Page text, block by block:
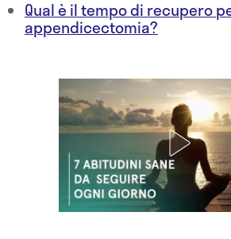
Qual è il tempo di recupero
appendicectomia?